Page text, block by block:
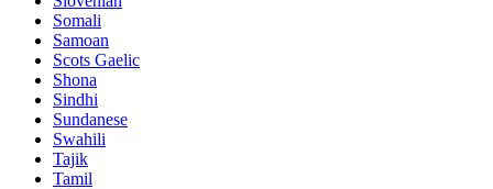
Somali
Samoan
Scots Gaelic
Shona
Sindhi
Sundanese
Swahili
Tajik
Tamil